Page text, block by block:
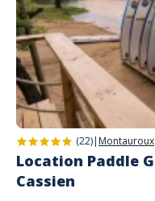
(22)| Montauroux
Location Paddle
Cassien